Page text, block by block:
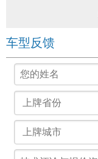
车型反馈